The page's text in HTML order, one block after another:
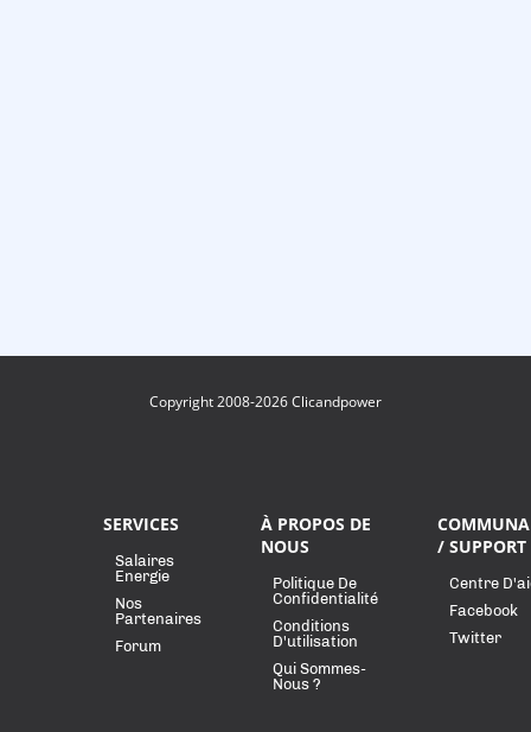
Copyright 2008-2026 Clicandpower
SERVICES
Salaires
Energie
Nos
Partenaires
Forum
À PROPOS DE
NOUS
Politique De
Confidentialité
Conditions
D'utilisation
Qui Sommes-
Nous ?
/ SUPPORT
Centre
Facebook
Twitter